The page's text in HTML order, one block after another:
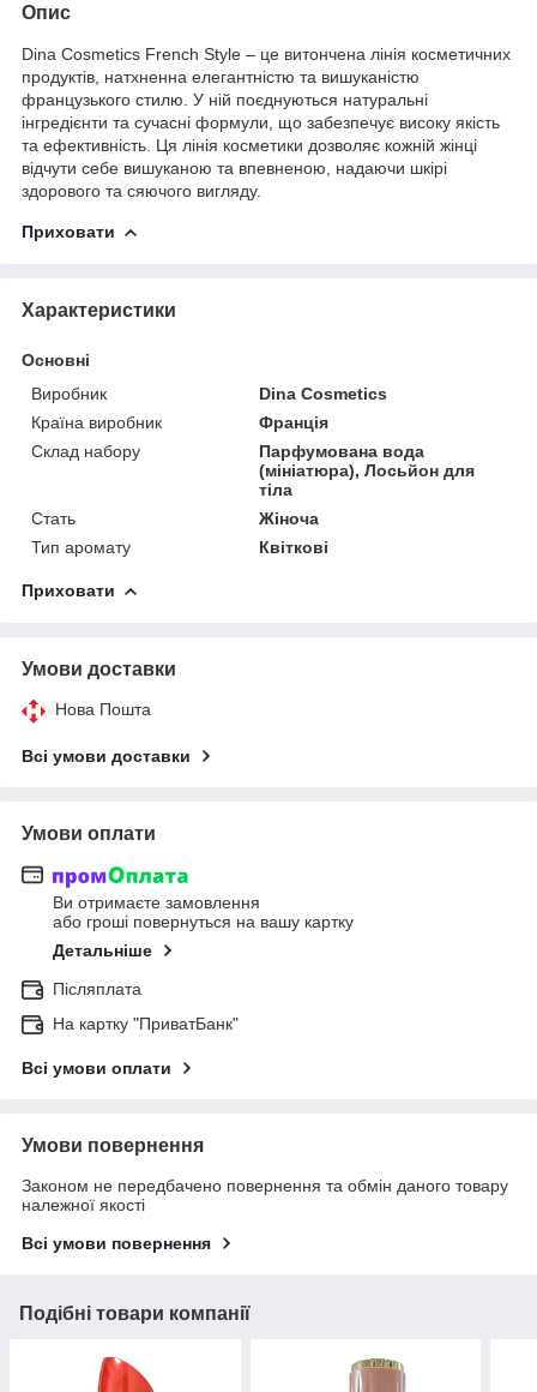
Опис
Dina Cosmetics French Style – це витончена лінія косметичних
продуктів, натхненна елегантністю та вишуканістю
французького стилю. У ній поєднуються натуральні
інгредієнти та сучасні формули, що забезпечує високу якість
та ефективність. Ця лінія косметики дозволяє кожній жінці
відчути себе вишуканою та впевненою, надаючи шкірі
здорового та сяючого вигляду.
Приховати
Характеристики
Основні
Виробник
Dina Cosmetics
Країна виробник
Франція
Склад набору
Парфумована вода
(мініатюра), Лосьйон для
тіла
Стать
Жіноча
Тип аромату
Квіткові
Приховати
Умови доставки
Нова Пошта
Всі умови доставки
Умови оплати
Ви отримаєте замовлення
або гроші повернуться на вашу картку
Детальніше
Післяплата
На картку "ПриватБанк"
Всі умови оплати
Умови повернення
Законом не передбачено повернення та обмін даного товару
належної якості
Всі умови повернення
Подібні товари компанії